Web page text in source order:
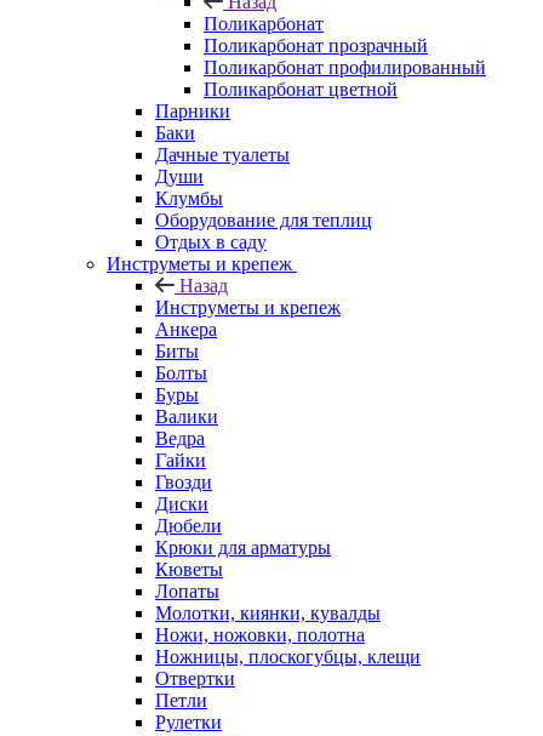
Поликарбонат
Поликарбонат прозрачный
Поликарбонат профилированный
Поликарбонат цветной
Парники
Баки
Дачные туалеты
Души
Клумбы
Оборудование для теплиц
Отдых в саду
Инструметы и крепеж
Назад
Инструметы и крепеж
Анкера
Биты
Болты
Буры
Валики
Ведра
Гайки
Гвозди
Диски
Дюбели
Крюки для арматуры
Кюветы
Лопаты
Молотки, киянки, кувалды
Ножи, ножовки, полотна
Ножницы, плоскогубцы, клещи
Отвертки
Петли
Рулетки